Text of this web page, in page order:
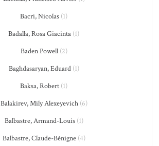
Bacri, Nicolas (1)
Badalla, Rosa Giacinta (1)
Baden Powell(2)
Baghdasaryan, Eduard(1)
Baksa, Robert (1)
Balakirev, Mily Alexeyevich(6)
Balbastre, Armand-Louis(1)
Balbastre, Claude-Bénigne(4)